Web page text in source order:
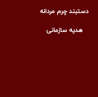
دستبند چرم مردانه
هدیه سازمانی